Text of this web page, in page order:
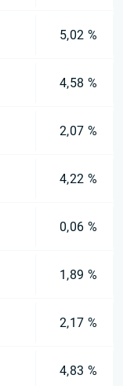
5,02 %
4,58 %
2,07 %
4,22 %
0,06 %
1,89 %
2,17 %
4,83 %